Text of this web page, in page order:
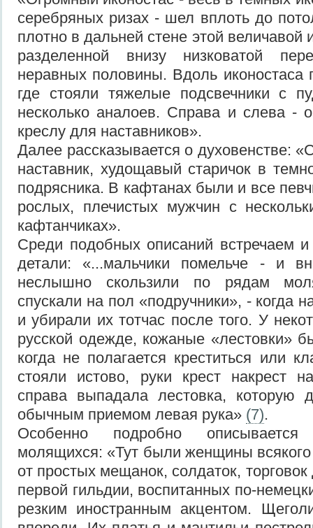
серебряных ризах - шел вплоть до
плотно в дальней стене этой величавой
разделенной внизу низковатой
неравных половины. Вдоль иконостаса
где стояли тяжелые подсвечники с
несколько аналоев. Справа и слева -
креслу для наставников».
Далее рассказывается о духовенстве:
наставник, худощавый старичок в
подрясника. В кафтанах были и все
рослых, плечистых мужчин с
кафтанчиках».
Среди подобных описаний встречаем
детали: «...мальчики помельче - и
неслышно скользили по рядам
спускали на пол «подручники», - когда
и убирали их тотчас после того. У
русской одежде, кожаные «лестовки»
когда не полагается креститься или
стояли истово, руки крест накрест
справа выпадала лестовка, которую
обычным приемом левая рука» (7).
Особенно подробно
молящихся: «Тут были женщины всякого
от простых мещанок, солдаток,
первой гильдии, воспитанных по-
резким иностранным акцентом.